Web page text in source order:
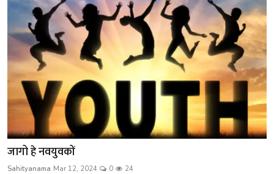
जागो हे नवयुवकों
Sahityanama Mar 12, 2024 0 24